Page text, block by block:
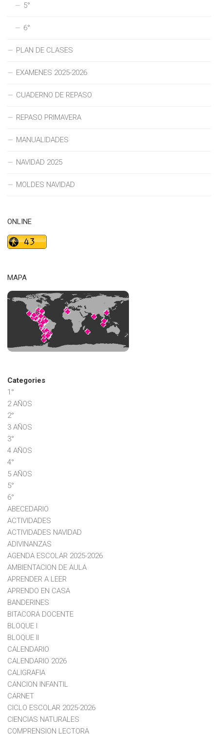
5°
6°
PLAN DE CLASES
EXAMENES 2025-2026
CUADERNO DE REPASO
REPASO PRIMAVERA
MANUALIDADES
NAVIDAD 2025
MOLDES NAVIDAD
ONLINE
MAPA
Categories
1°
2 AÑOS
2°
3 AÑOS
3°
4 AÑOS
4°
5 AÑOS
5°
6°
ABECEDARIO
ACTIVIDADES
ACTIVIDADES NAVIDAD
ADIVINANZAS
AGENDA ESCOLAR 2025-2026
AMBIENTACION DE AULA
APRENDER A LEER
APRENDO EN CASA
BANDERINES
BITACORA DOCENTE
BLOQUE I
BLOQUE II
CALENDARIO
CALENDARIO 2026
CALIGRAFIA
CANCION INFANTIL
CARNET
CICLO ESCOLAR 2025-2026
CIENCIAS NATURALES
COMPRENSION LECTORA